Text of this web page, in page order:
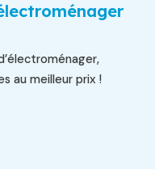
au meilleur prix !